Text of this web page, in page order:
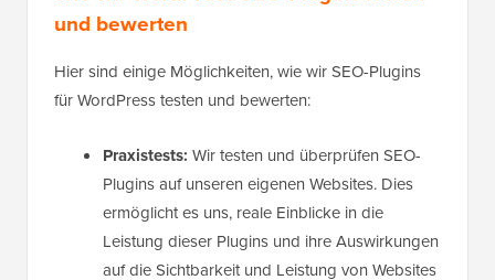
und bewerten
Hier sind einige Möglichkeiten, wie wir SEO-Plugins
für WordPress testen und bewerten:
Praxistests: Wir testen und überprüfen SEO-
Plugins auf unseren eigenen Websites. Dies
ermöglicht es uns, reale Einblicke in die
Leistung dieser Plugins und ihre Auswirkungen
auf die Sichtbarkeit und Leistung von Websites